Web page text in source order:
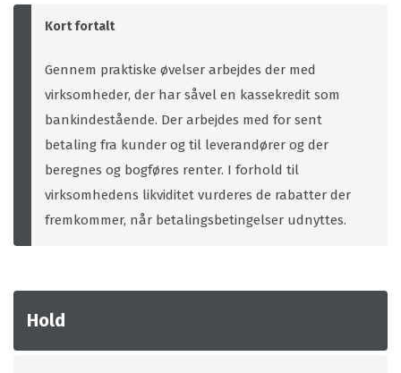
Kort fortalt
Gennem praktiske øvelser arbejdes der med
virksomheder, der har såvel en kassekredit som
bankindestående. Der arbejdes med for sent
betaling fra kunder og til leverandører og der
beregnes og bogføres renter. I forhold til
virksomhedens likviditet vurderes de rabatter der
fremkommer, når betalingsbetingelser udnyttes.
Hold